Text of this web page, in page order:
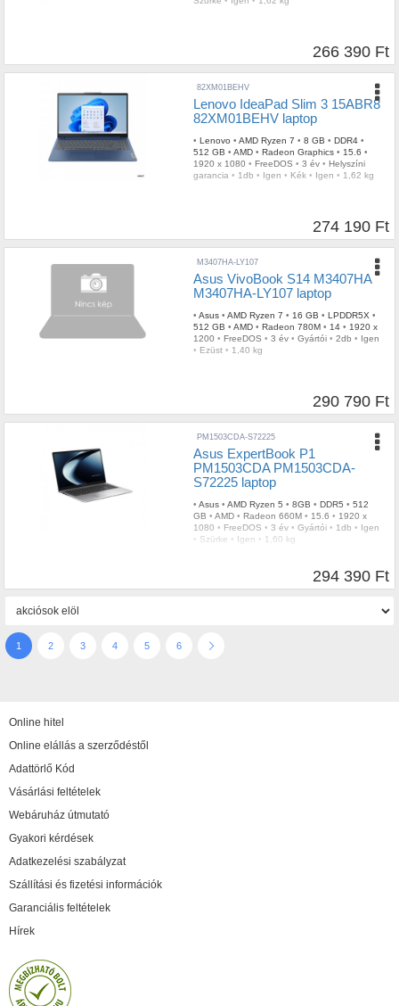
266 390 Ft
82XM01BEHV
Lenovo IdeaPad Slim 3 15ABR8
82XM01BEHV laptop
• Lenovo • AMD Ryzen 7 • 8 GB • DDR4 •
512 GB • AMD • Radeon Graphics • 15.6 •
1920 x 1080 • FreeDOS • 3 év • Helyszíni
garancia • 1db • Igen • Kék • Igen • 1,62 kg
274 190 Ft
M3407HA-LY107
Asus VivoBook S14 M3407HA
M3407HA-LY107 laptop
• Asus • AMD Ryzen 7 • 16 GB • LPDDR5X •
512 GB • AMD • Radeon 780M • 14 • 1920 x
1200 • FreeDOS • 3 év • Gyártói • 2db • Igen
• Ezüst • 1,40 kg
290 790 Ft
PM1503CDA-S72225
Asus ExpertBook P1
PM1503CDA PM1503CDA-
S72225 laptop
• Asus • AMD Ryzen 5 • 8GB • DDR5 • 512
GB • AMD • Radeon 660M • 15.6 • 1920 x
1080 • FreeDOS • 3 év • Gyártói • 1db • Igen
• Szürke • Igen • 1,60 kg
294 390 Ft
1 2 3 4 5 6
Online hitel
Online elállás a szerződéstől
Adattörlő Kód
Vásárlási feltételek
Webáruház útmutató
Gyakori kérdések
Adatkezelési szabályzat
Szállítási és fizetési információk
Garanciális feltételek
Hírek